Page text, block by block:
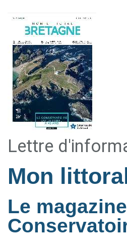
Lettre
Mon
Le